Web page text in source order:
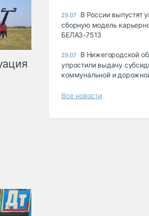
29.07
В России выпустят
сборную модель
БЕЛАЗ-7513
29.07
В Нижегородской
упростили выдачу
коммунальной и
Все новости